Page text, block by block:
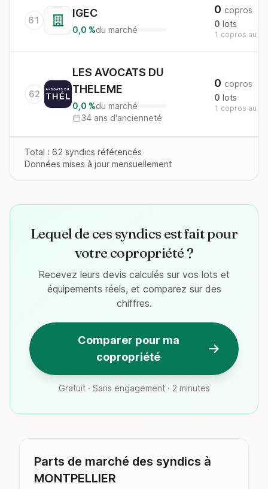
61
IGEC
0,0 %du marché
0 copros
0 lots
1 copros au
62
LES AVOCATS DU
THELEME
0,0 %du marché
34 ans d'ancienneté
0 copros
0 lots
1 copros au
Total : 62 syndics référencés
Données mises à jour mensuellement
Lequel de ces syndics est fait pour
votre copropriété ?
Recevez leurs devis calculés sur vos lots et
équipements réels, et comparez sur des
chiffres.
Comparer pour ma
copropriété
Gratuit · Sans engagement · 2 minutes
Parts de marché des syndics à
MONTPELLIER